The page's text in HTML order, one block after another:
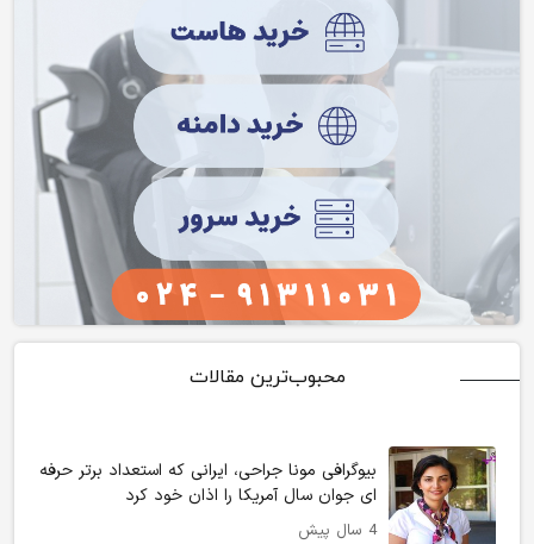
محبوب‌ترین مقالات
بیوگرافی مونا جراحی، ایرانی که استعداد برتر حرفه
ای جوان سال آمریکا را اذان خود کرد
4 سال پیش